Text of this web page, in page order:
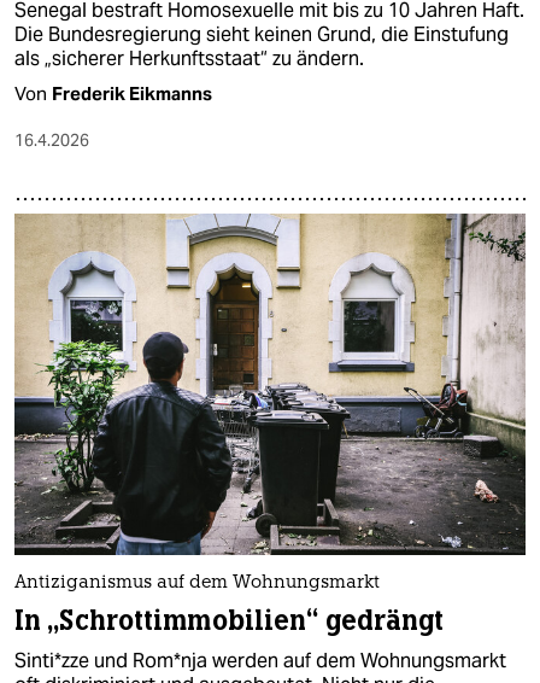
Senegal bestraft Homosexuelle mit bis zu 10 Jahren Haft.
Die Bundesregierung sieht keinen Grund, die Einstufung
als „sicherer Herkunftsstaat“ zu ändern.
Von Frederik Eikmanns
16.4.2026
Antiziganismus auf dem Wohnungsmarkt
In „Schrottimmobilien“ gedrängt
Sin­ti*z­ze und Rom*­nja werden auf dem Wohnungsmarkt